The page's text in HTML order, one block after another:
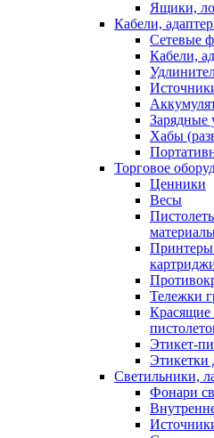
Ящики,
Кабели,
Сетевые
Кабели,
Зарядные
Хабы
Торговое
Ценники
Весы
Принтеры
Тележки
Красящие
Этикет-
Этикетки
Светильники,
Фонари